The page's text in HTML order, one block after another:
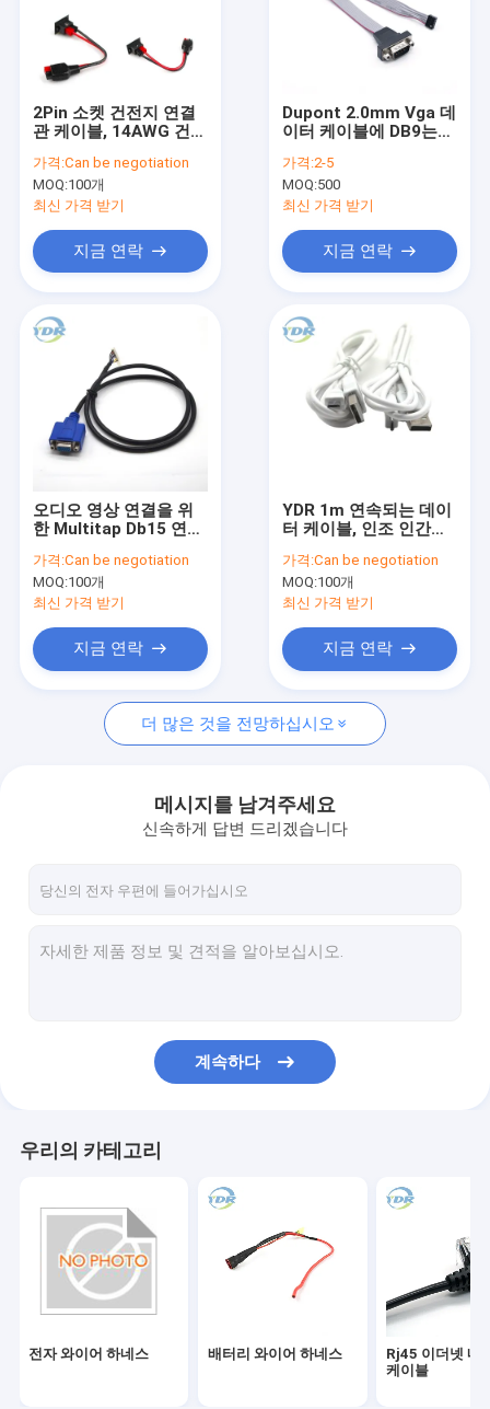
회사 소개
공장 견학
VR
전자 와이어 하네스
배터리 와이어 하네스
LVDS 디스플레이 케이블
DC 전원 어댑터 케이블
스위치 및 콘센트 배선
전기 점퍼 와이어
와이어 하네스 커넥터
회로 기판 커넥터
배터리 커넥터 리셉터클 플러그
2Pin 소켓 건전지 연결
관 케이블, 14AWG 건전
가격:Can be negotiation
MOQ:100개
최신 가격 받기
지금 연락
Dupont 2.0mm Vga 데
이터 케이블에 DB9는
을 받아서 만들었습니다
가격:2-5
MOQ:500
최신 가격 받기
지금 연락
오디오 영상 연결을 위
한 Multitap Db15 연결
가격:Can be negotiation
MOQ:100개
최신 가격 받기
지금 연락
YDR 1m 연속되는 데이
터 케이블, 인조 인간을
데이터 케이블
가격:Can be negotiation
MOQ:100개
최신 가격 받기
지금 연락
더 많은 것을 전망하십시오
메시지를 남겨주세요
신속하게 답변 드리겠습니다
계속하다
우리의 카테고리
전자 와이어 하네스 배터리 와이어 하네스
Rj45 이더넷 네
케이블